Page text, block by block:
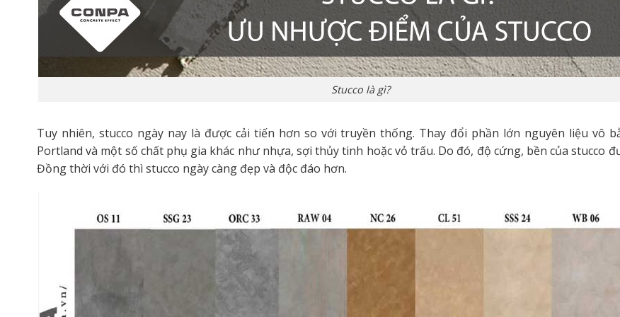
Stucco là gì?
Tuy nhiên, stucco ngày nay là được cải tiến hơn so với truyền thống. Thay đổi phần lớn nguyên liệu vô
Portland và một số chất phụ gia khác như nhựa, sợi thủy tinh hoặc vỏ trấu. Do đó, độ cứng, bền của stucco
Đồng thời với đó thì stucco ngày càng đẹp và độc đáo hơn.